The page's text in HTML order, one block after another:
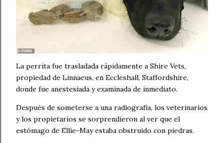
La perrita fue trasladada rápidamente a Shire Vets,
propiedad de Linnaeus, en Eccleshall, Staffordshire,
donde fue anestesiada y examinada de inmediato.
Después de someterse a una radiografía, los veterinarios
y los propietarios se sorprendieron al ver que el
estómago de Ellie-May estaba obstruido con piedras.